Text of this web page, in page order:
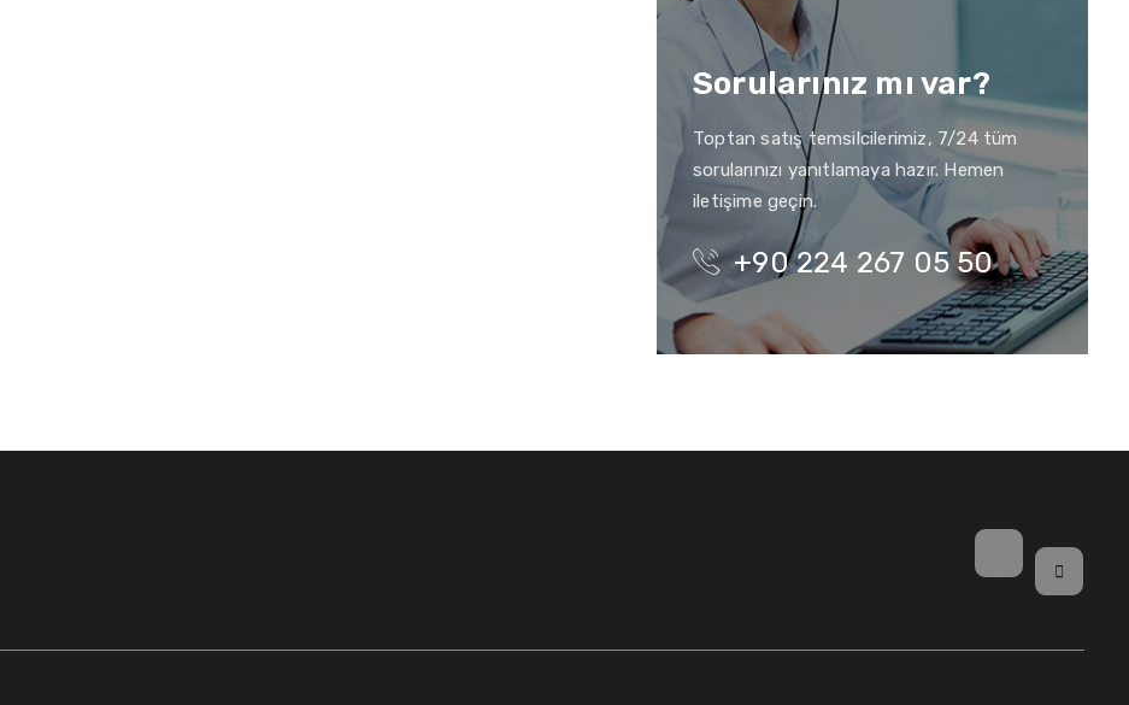
Sorularınız mı var?
Toptan satış temsilcilerimiz, 7/24 tüm
sorularınızı yanıtlamaya hazır. Hemen
iletişime geçin.
+90 224 267 05 50